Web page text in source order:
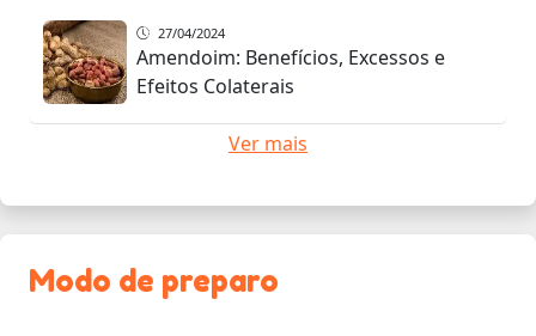
27/04/2024
Amendoim: Benefícios, Excessos e
Efeitos Colaterais
Ver mais
Modo de preparo